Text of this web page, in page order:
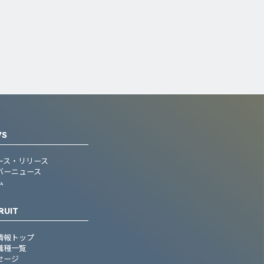
ス・リリース
ーニュース
報トップ
種一覧
ージ